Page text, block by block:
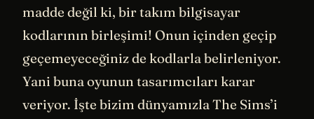
madde değil ki, bir takım bilgisayar
kodlarının birleşimi! Onun içinden geçip
geçemeyeceğiniz de kodlarla belirleniyor.
Yani buna oyunun tasarımcıları karar
veriyor. İşte bizim dünyamızla The Sims’i